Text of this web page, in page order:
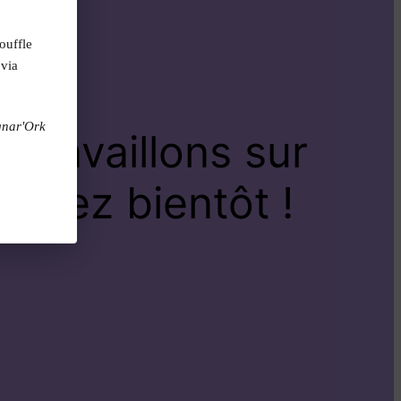
travaillons sur
bientôt !